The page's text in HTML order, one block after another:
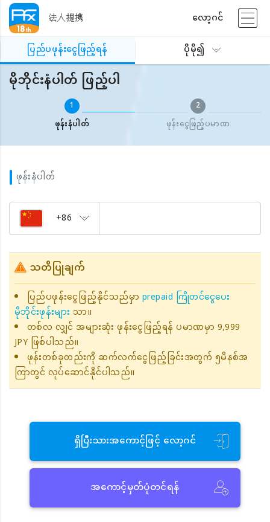
法人提携
လော့ဂင်
ပြည်ပဖုန်းငွေဖြည့်ရန်
ပိုမို၍
ပြည်ပဖုန်းငွေဖြည့်ရန် မိုဘိုင်းနံပါတ် ဖြည့်ပါ
မိုဘိုင်းနံပါတ် ဖြည့်ပါ
1
ဖုန်းနံပါတ်
2
ဖုန်းငွေဖြည့်ပမာဏ
ဖုန်းနံပါတ်
+86
သတိပြုချက်
ပြည်ပဖုန်းငွေဖြည့်နိုင်သည်မှာprepaid ကြိုတင်ငွေပေး
မိုဘိုင်းဖုန်းများသာ။
တစ်လ လျှင် အများဆုံး ဖုန်းငွေဖြည့်ရန် ပမာဏမှာ 9,999
JPY ဖြစ်ပါသည်။
ဖုန်းတစ်ခုတည်းကို ဆက်လက်ငွေဖြည့်ခြင်းအတွက် ၅မိနစ်အ
ကြာတွင် လုပ်ဆောင်နိုင်ပါသည်။
ရှိပြီးသားအကောင့်ဖြင့် လော့ဂင်
အကောင့်မှတ်ပုံတင်ရန်